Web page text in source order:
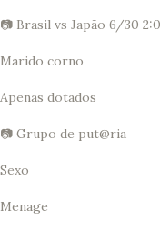
📷 Brasil vs Japão 6/30
Marido corno
Apenas dotados
📷 Grupo de put@ria
Sexo
Menage